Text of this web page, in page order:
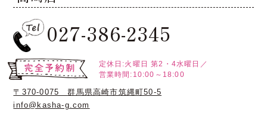
027-386-2345
定休日:火曜日 第2・4水曜日／
営業時間:10:00～18:00
〒370-0075 群馬県高崎市筑縄町50-5
info@kasha-g.com